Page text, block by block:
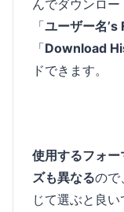
んでダウンロ
「ユーザー名’s
「Download
ドできます。
使用するフォ
ズも異なるので
じて選ぶと良い